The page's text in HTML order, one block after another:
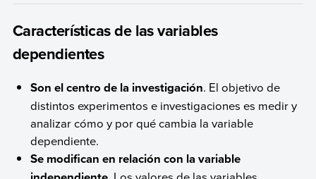
Características de las variables
dependientes
Son el centro de la investigación. El objetivo de
distintos experimentos e investigaciones es medir y
analizar cómo y por qué cambia la variable
dependiente.
Se modifican en relación con la variable